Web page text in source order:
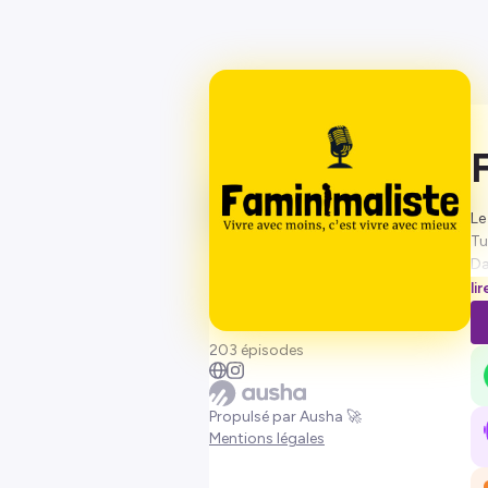
203 épisodes
Propulsé par Ausha 🚀
Mentions légales